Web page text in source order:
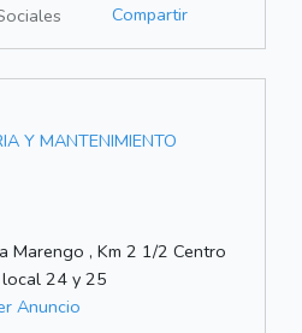
Compartir
Y MANTENIMIENTO
Marengo , Km 2 1/2 Centro
local 24 y 25
Anuncio